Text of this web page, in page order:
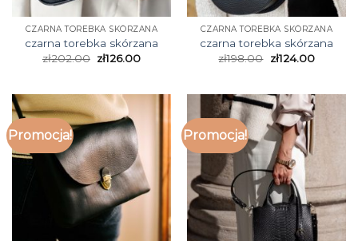
CZARNA TOREBKA SKÓRZANA
czarna torebka skórzana
zł202.00 zł126.00
CZARNA TOREBKA SKÓRZANA
czarna torebka skórzana
zł198.00 zł124.00
Promocja! Promocja!